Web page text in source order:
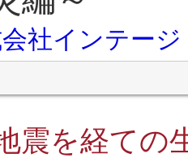
社インテージ
震を経ての